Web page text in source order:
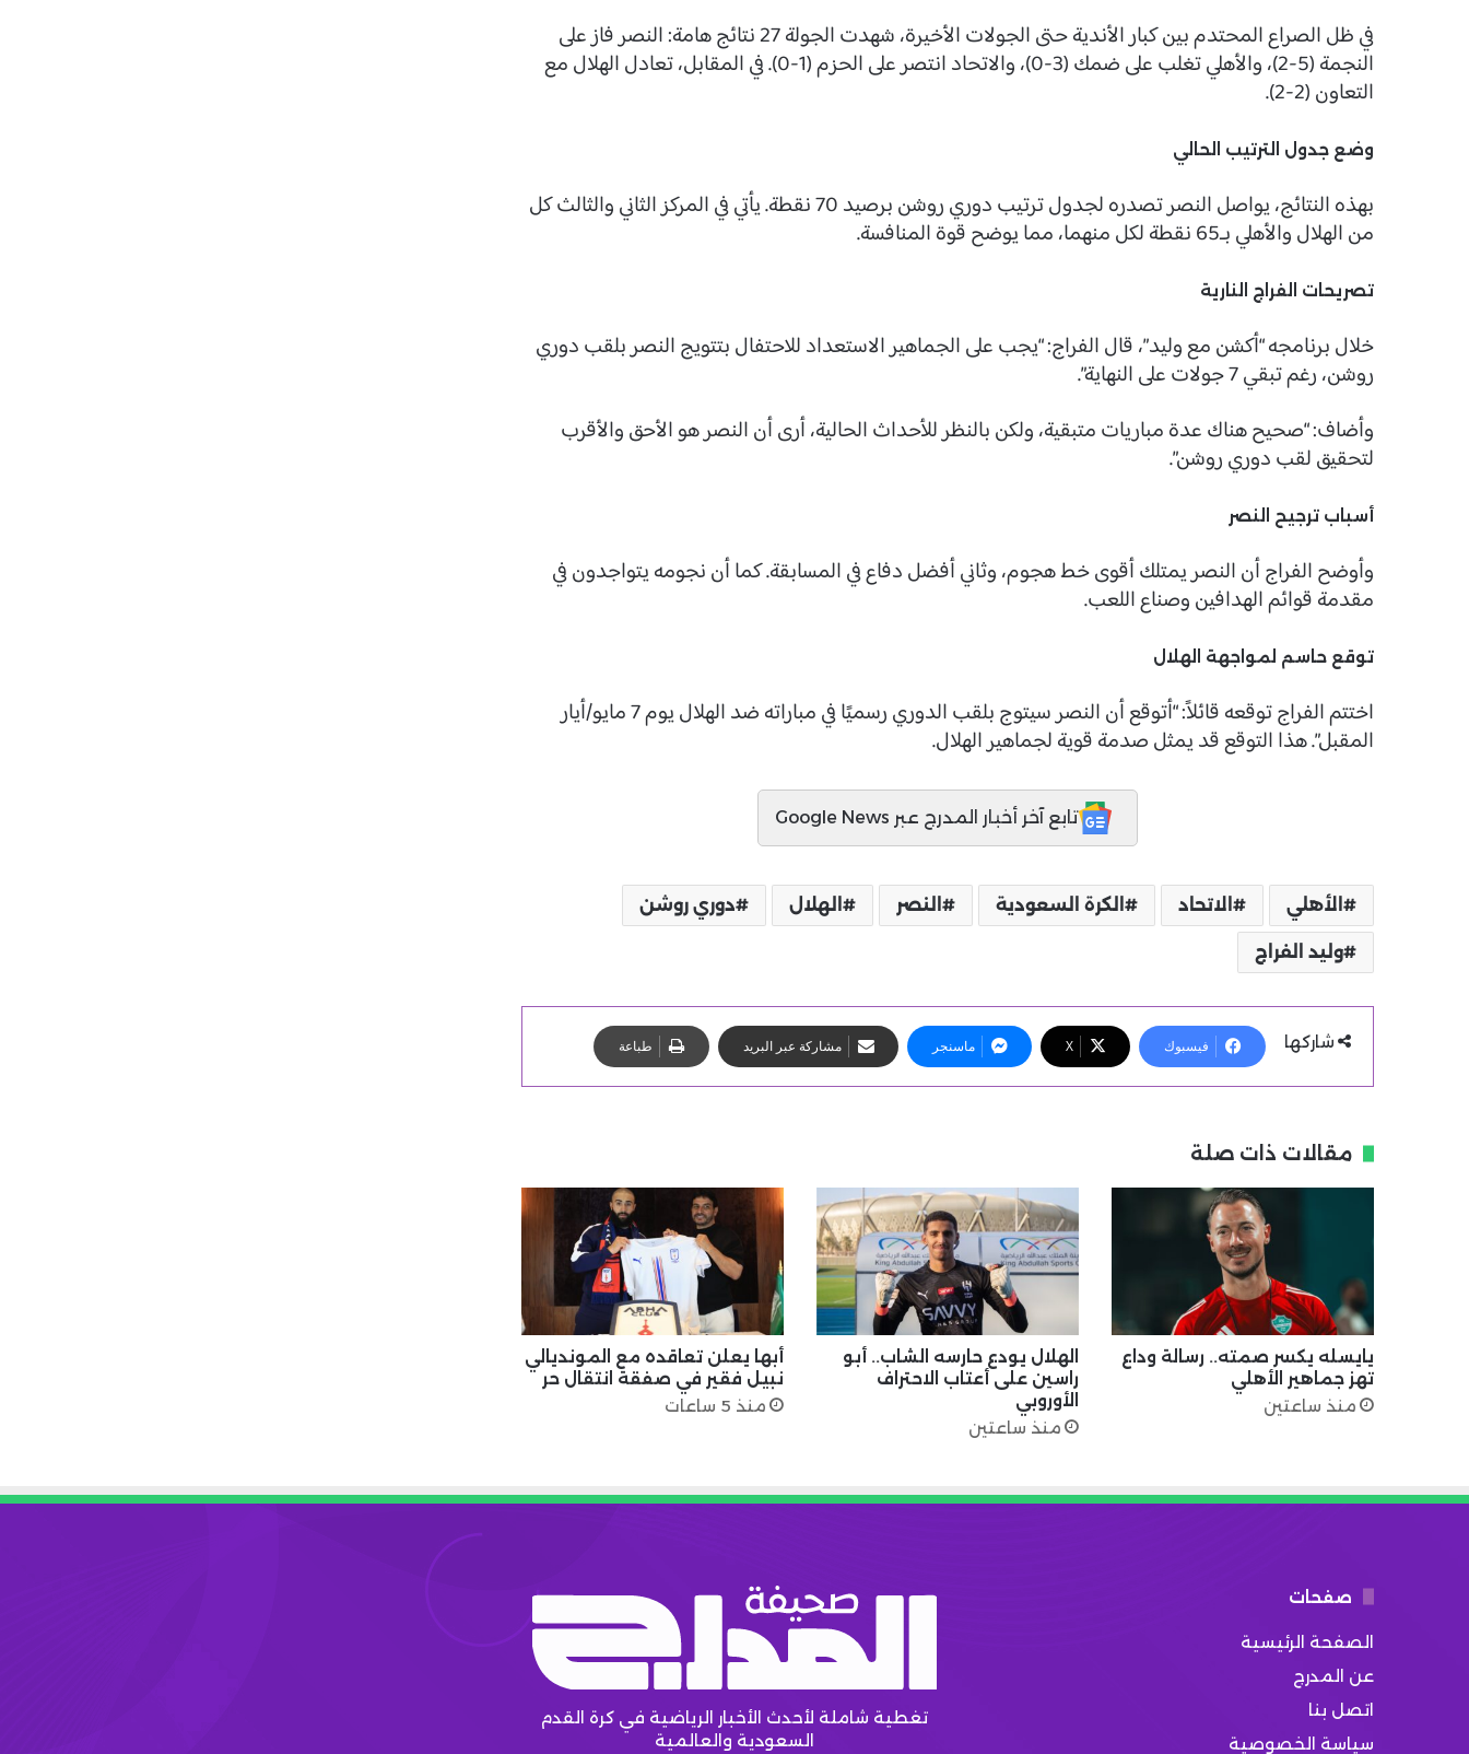
في ظل الصراع المحتدم بين كبار الأندية حتى الجولات الأخيرة، شهدت الجولة 27 نتائج هامة: النصر فاز على
النجمة (5-2)، والأهلي تغلب على ضمك (3-0)، والاتحاد انتصر على الحزم (1-0). في المقابل، تعادل الهلال مع
التعاون (2-2).
وضع جدول الترتيب الحالي
بهذه النتائج، يواصل النصر تصدره لجدول ترتيب دوري روشن برصيد 70 نقطة. يأتي في المركز الثاني والثالث كل
من الهلال والأهلي بـ65 نقطة لكل منهما، مما يوضح قوة المنافسة.
تصريحات الفراج النارية
خلال برنامجه “أكشن مع وليد”، قال الفراج: “يجب على الجماهير الاستعداد للاحتفال بتتويج النصر بلقب دوري
روشن، رغم تبقي 7 جولات على النهاية”.
وأضاف: “صحيح هناك عدة مباريات متبقية، ولكن بالنظر للأحداث الحالية، أرى أن النصر هو الأحق والأقرب
لتحقيق لقب دوري روشن”.
أسباب ترجيح النصر
وأوضح الفراج أن النصر يمتلك أقوى خط هجوم، وثاني أفضل دفاع في المسابقة. كما أن نجومه يتواجدون في
مقدمة قوائم الهدافين وصناع اللعب.
توقع حاسم لمواجهة الهلال
اختتم الفراج توقعه قائلاً: “أتوقع أن النصر سيتوج بلقب الدوري رسميًا في مباراته ضد الهلال يوم 7 مايو/أيار
المقبل”. هذا التوقع قد يمثل صدمة قوية لجماهير الهلال.
تابع آخر أخبار المدرج عبر Google News
الأهلي الاتحاد الكرة السعودية النصر الهلال دوري روشن
وليد الفراج
شاركها فيسبوك X ماسنجر مشاركة عبر البريد طباعة
مقالات ذات صلة
يايسله يكسر صمته.. رسالة وداع
تهز جماهير الأهلي
منذ ساعتين
الهلال يودع حارسه الشاب.. أبو
راسين على أعتاب الاحتراف
الأوروبي
منذ ساعتين
أبها يعلن تعاقده مع المونديالي
نبيل فقير في صفقة انتقال حر
منذ 5 ساعات
صفحات
الصفحة الرئيسية
عن المدرج
اتصل بنا
سياسة الخصوصية
تغطية شاملة لأحدث الأخبار الرياضية في كرة القدم
السعودية والعالمية